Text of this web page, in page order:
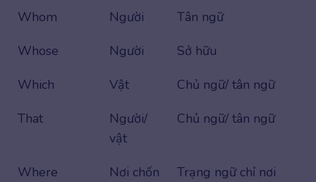
Whom
Người
Tân ngữ
Whose
Người
Sở hữu
Which
Vật
Chủ ngữ/ tân ngữ
That
Người/
vật
Chủ ngữ/ tân ngữ
Where Nơi chốn
Trạng ngữ chỉ nơi